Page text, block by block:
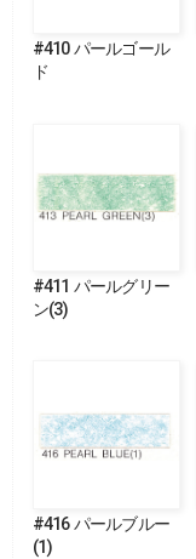
#410 パールゴール
ド
#411 パールグリー
ン(3)
#416 パールブルー
(1)